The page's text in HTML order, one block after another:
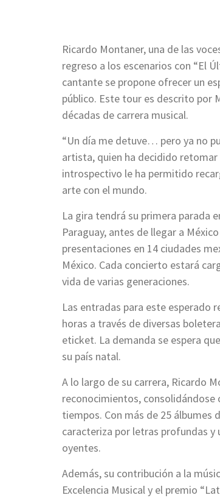
Ricardo Montaner, una de las
regreso a los escenarios con “El
cantante se propone ofrecer un
público. Este tour es descrito por
décadas de carrera musical.
“Un día me detuve… pero ya no
artista, quien ha decidido
introspectivo le ha permitido
arte con el mundo.
La gira tendrá su primera parada
Paraguay, antes de llegar a
presentaciones en 14 ciudades
México. Cada concierto estará
vida de varias generaciones.
Las entradas para este esperado
horas a través de diversas
eticket. La demanda se espera
su país natal.
A lo largo de su carrera, Ricardo
reconocimientos,
tiempos. Con más de 25 álbumes
caracteriza por letras profundas y
oyentes.
Además, su contribución a la
Excelencia Musical y el premio